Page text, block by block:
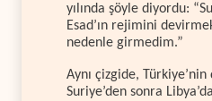
yılında şöyle diyordu:
Esad’ın rejimini
nedenle girmedim.”
Aynı çizgide,
Suriye’den sonra